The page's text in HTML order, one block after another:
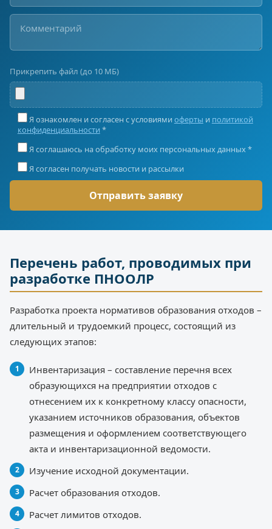
Прикрепить файл (до 10 МБ)
Я ознакомлен и согласен с условиями оферты и политикой
конфиденциальности *
Я соглашаюсь на обработку моих персональных данных *
Я согласен получать новости и рассылки
Перечень работ, проводимых при
разработке ПНООЛР
Разработка проекта нормативов образования отходов –
длительный и трудоемкий процесс, состоящий из
следующих этапов:
Инвентаризация – составление перечня всех
образующихся на предприятии отходов с
отнесением их к конкретному классу опасности,
указанием источников образования, объектов
размещения и оформлением соответствующего
акта и инвентаризационной ведомости.
Изучение исходной документации.
Расчет образования отходов.
Расчет лимитов отходов.